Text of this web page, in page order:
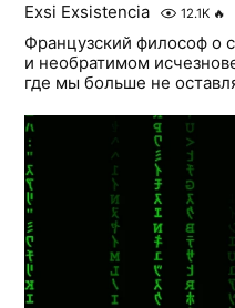
Exsi Exsistencia 12.1K 🔥
Французский философ о
и необратимом
где мы больше не